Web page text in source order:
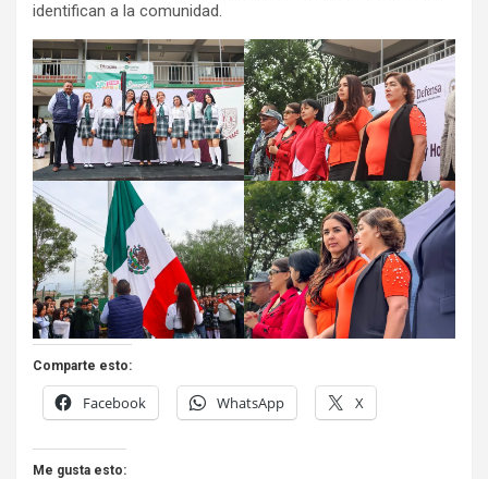
identifican a la comunidad.
Comparte esto:
Facebook WhatsApp X
Me gusta esto: